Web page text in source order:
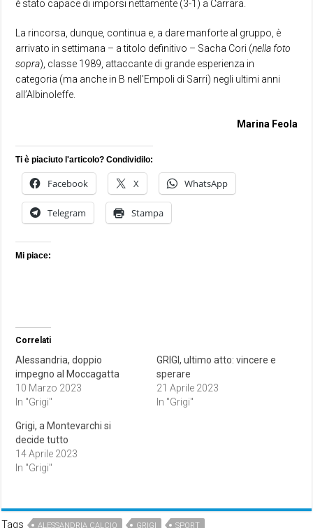
è stato capace di imporsi nettamente (3-1) a Carrara.
La rincorsa, dunque, continua e, a dare manforte al gruppo, è
arrivato in settimana – a titolo definitivo – Sacha Cori (nella foto
sopra), classe 1989, attaccante di grande esperienza in
categoria (ma anche in B nell’Empoli di Sarri) negli ultimi anni
all’Albinoleffe.
Marina Feola
Ti è piaciuto l'articolo? Condividilo:
Facebook X WhatsApp
Telegram Stampa
Mi piace:
Correlati
Alessandria, doppio
impegno al Moccagatta
10 Marzo 2023
In "Grigi"
GRIGI, ultimo atto: vincere e
sperare
21 Aprile 2023
In "Grigi"
Grigi, a Montevarchi si
decide tutto
14 Aprile 2023
In "Grigi"
Tags ALESSANDRIA CALCIO GRIGI SPORT